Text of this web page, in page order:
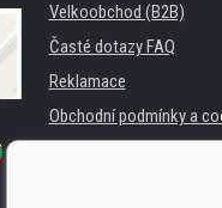
Velkoobchod (B2B)
Časté dotazy FAQ
Reklamace
Obchodní podmínky a